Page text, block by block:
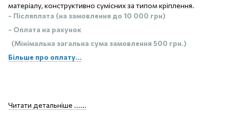
матеріалу, конструктивно сумісних за типом кріплення.
- Післяплата (на замовлення до 10 000 грн)
- Оплата на рахунок
(Мінімальна загальна сума замовлення 500 грн.)
Більше про оплату...
Читати детальніше ......